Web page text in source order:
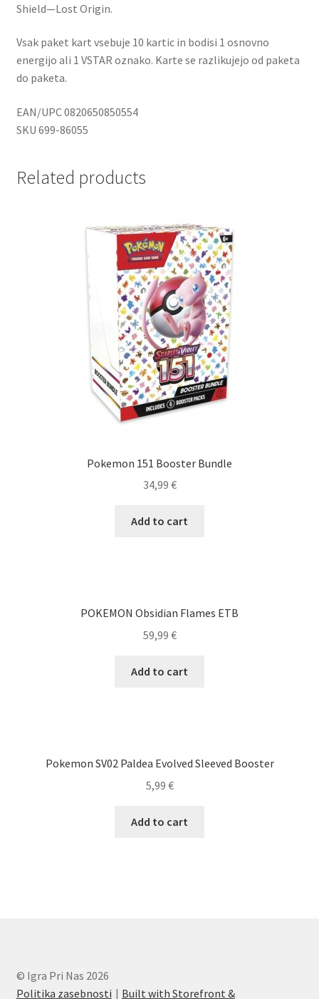
Shield—Lost Origin.
Vsak paket kart vsebuje 10 kartic in bodisi 1 osnovno
energijo ali 1 VSTAR oznako. Karte se razlikujejo od paketa
do paketa.
EAN/UPC 0820650850554
SKU 699-86055
Related products
Pokemon 151 Booster Bundle
34,99 €
Add to cart
POKEMON Obsidian Flames ETB
59,99 €
Add to cart
Pokemon SV02 Paldea Evolved Sleeved Booster
5,99 €
Add to cart
© Igra Pri Nas 2026
Politika zasebnosti
Built with Storefront &